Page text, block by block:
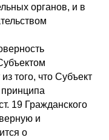
органов, и в
того, что Субъект
19 Гражданского
и
о